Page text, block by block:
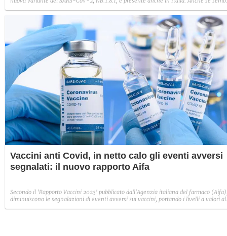
non ci sono segnali che facciano sospettare una maggiore gravità dei sintomi.
Vaccini anti Covid, in netto calo gli eventi avversi
segnalati: il nuovo rapporto Aifa
Secondo il 'Rapporto Vaccini 2023' pubblicato dall'Agenzia italiana del farmaco
diminuiscono le segnalazioni di eventi avversi sui vaccini, portando i livelli a valori al